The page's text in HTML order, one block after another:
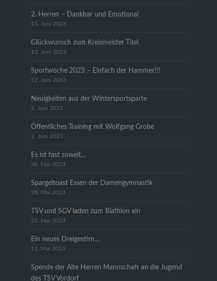
2. Herren – Dankbar und Emotional
13. Juni 2023
Glückwunsch zum Kreismeister Titel
13. Juni 2023
Sportwoche 2023 – Einfach der Hammer!!!
12. Juni 2023
Neuigkeiten aus der Wintersportsparte
2. Juni 2023
Öffentliches Training mit Wolfgang Grobe
2. Juni 2023
Es ist fast soweit…
30. Mai 2023
Spargeltoast Essen der Damengymnastik
28. Mai 2023
TSV und SGV laden zum Biathlon ein
22. Mai 2023
Ein neues Dreigestirn…
12. Mai 2023
Spende der Alte Herren Mannschaft an die Jugend
des TSV Vordorf